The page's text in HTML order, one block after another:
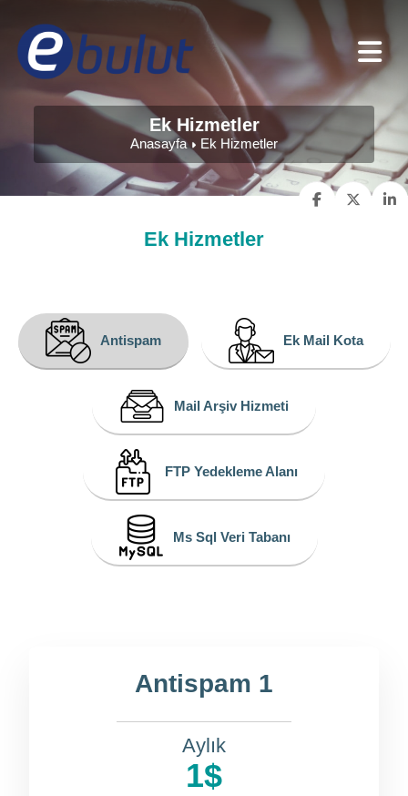
Ek Hizmetler
Anasayfa Ek Hizmetler
Ek Hizmetler
Antispam Ek Mail Kota
Mail Arşiv Hizmeti
FTP Yedekleme Alanı
Ms Sql Veri Tabanı
Antispam 1
Aylık
1$